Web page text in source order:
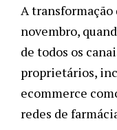
A transformação
novembro,
de todos os
proprietários,
ecommerce
redes de